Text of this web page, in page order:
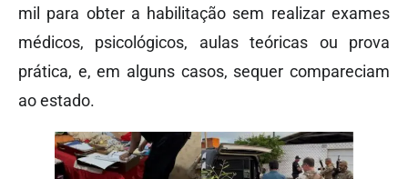
mil para obter a habilitação sem realizar exames
médicos, psicológicos, aulas teóricas ou prova
prática, e, em alguns casos, sequer compareciam
ao estado.